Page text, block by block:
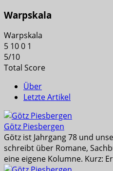
Warpskala
Warpskala
5 100 1
5/10
Total Score
Über
Letzte Artikel
Götz Piesbergen
Götz ist Jahrgang 78 und
schreibt über Romane,
eine eigene Kolumne. Kurz: